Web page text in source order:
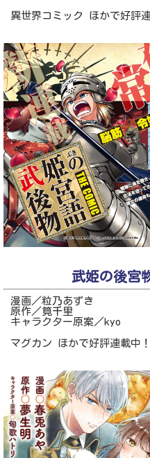
異世界コミック ほかで好評連
武姫の後宮
漫画／粒乃あずき
原作／筧千里
キャラクター原案／kyo
マグカン ほかで好評連載中！